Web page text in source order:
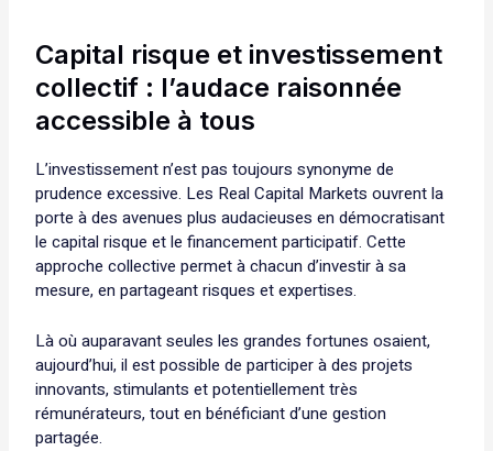
Capital risque et investissement
collectif : l’audace raisonnée
accessible à tous
L’investissement n’est pas toujours synonyme de
prudence excessive. Les Real Capital Markets ouvrent la
porte à des avenues plus audacieuses en démocratisant
le capital risque et le financement participatif. Cette
approche collective permet à chacun d’investir à sa
mesure, en partageant risques et expertises.
Là où auparavant seules les grandes fortunes osaient,
aujourd’hui, il est possible de participer à des projets
innovants, stimulants et potentiellement très
rémunérateurs, tout en bénéficiant d’une gestion
partagée.